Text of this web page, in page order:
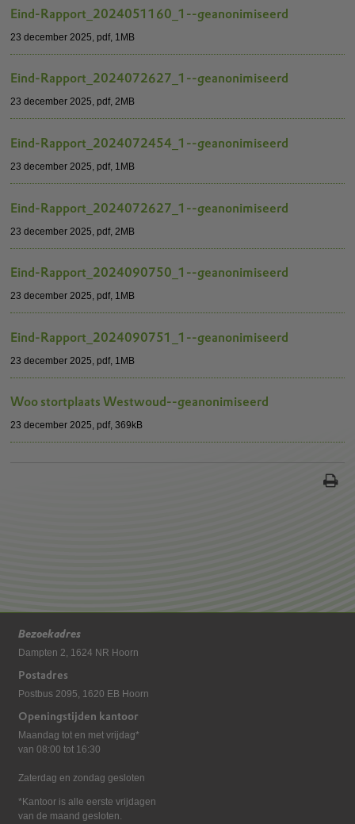
Eind-Rapport_2024051160_1--geanonimiseerd
23 december 2025, pdf, 1MB
Eind-Rapport_2024072627_1--geanonimiseerd
23 december 2025, pdf, 2MB
Eind-Rapport_2024072454_1--geanonimiseerd
23 december 2025, pdf, 1MB
Eind-Rapport_2024072627_1--geanonimiseerd
23 december 2025, pdf, 2MB
Eind-Rapport_2024090750_1--geanonimiseerd
23 december 2025, pdf, 1MB
Eind-Rapport_2024090751_1--geanonimiseerd
23 december 2025, pdf, 1MB
Woo stortplaats Westwoud--geanonimiseerd
23 december 2025, pdf, 369kB
Bezoekadres
Dampten 2, 1624 NR Hoorn
Postadres
Postbus 2095, 1620 EB Hoorn
Openingstijden kantoor
Maandag tot en met vrijdag*
van 08:00 tot 16:30
Zaterdag en zondag gesloten
*Kantoor is alle eerste vrijdagen
van de maand gesloten.